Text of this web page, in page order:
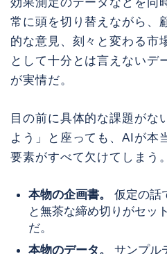
効果測定のデータなどを同
常に頭を切り替えながら、
的な意見、刻々と変わる市
として十分とは言えないデ
が実情だ。
目の前に具体的な課題がな
よう」と座っても、AIが本
要素がすべて欠けてしまう。
本物の企画書。仮定の話
と無茶な締め切りがセッ
だ。
本物のデータ。サンプル